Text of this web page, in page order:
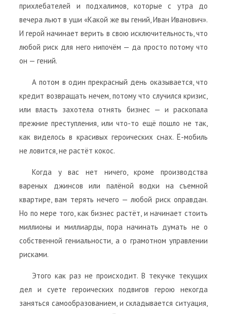
прихлебателей и подхалимов, которые с утра до
вечера льют в уши «Какой же вы гений, Иван Иванович».
И герой начинает верить в свою исключительность, что
любой риск для него нипочём — да просто потому что
он — гений.
А потом в один прекрасный день оказывается, что
кредит возвращать нечем, потому что случился кризис,
или власть захотела отнять бизнес — и раскопала
прежние преступления, или что-то ещё пошло не так,
как виделось в красивых героических снах. Ё-мобиль
не ловится, не растёт кокос.
Когда у вас нет ничего, кроме производства
вареных джинсов или палёной водки на съемной
квартире, вам терять нечего — любой риск оправдан.
Но по мере того, как бизнес растёт, и начинает стоить
миллионы и миллиарды, пора начинать думать не о
собственной гениальности, а о грамотном управлении
рисками.
Этого как раз не происходит. В текучке текущих
дел и суете героических подвигов герою некогда
заняться самообразованием, и складывается ситуация,